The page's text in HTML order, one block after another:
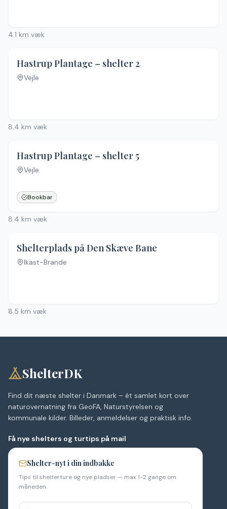
4.1 km væk
Hastrup Plantage – shelter 2
Vejle
8.4 km væk
Hastrup Plantage – shelter 5
Vejle
Bookbar
8.4 km væk
Shelterplads på Den Skæve Bane
Ikast-Brande
8.5 km væk
ShelterDK
Find dit næste shelter i Danmark – ét samlet kort over
naturovernatning fra GeoFA, Naturstyrelsen og
kommunale kilder. Billeder, anmeldelser og praktisk info.
Få nye shelters og turtips på mail
Shelter-nyt i din indbakke
Tips til shelterture og nye pladser — max 1-2 gange om
måneden.